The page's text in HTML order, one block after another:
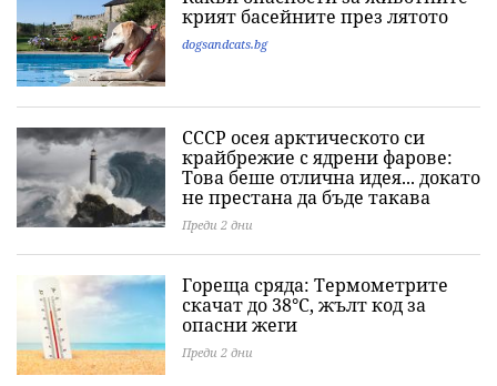
крият басейните през лятото
dogsandcats.bg
СССР осея арктическото си
крайбрежие с ядрени фарове:
Това беше отлична идея... докато
не престана да бъде такава
Преди 2 дни
Гореща сряда: Термометрите
скачат до 38°C, жълт код за
опасни жеги
Преди 2 дни